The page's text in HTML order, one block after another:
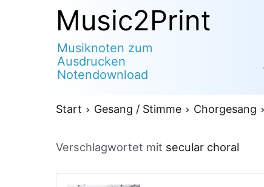
Music2Print
Musiknoten zum
Ausdrucken
Notendownload
Start Gesang / Stimme Chorgesang
Verschlagwortet mit secular choral